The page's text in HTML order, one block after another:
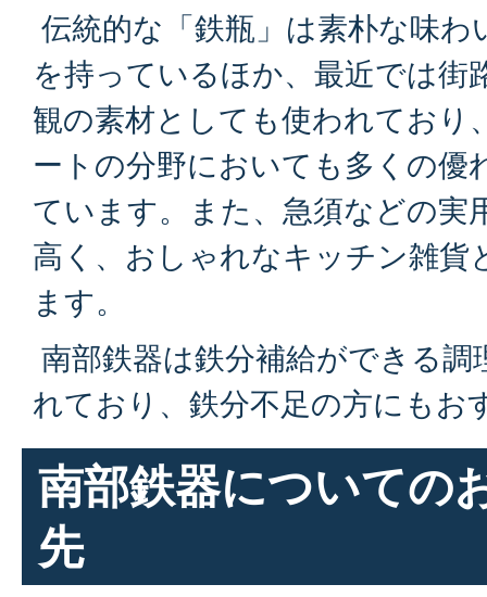
伝統的な「鉄瓶」は素朴な味
を持っているほか、最近では街
観の素材としても使われており
ートの分野においても多くの優
ています。また、急須などの実
高く、おしゃれなキッチン雑貨
ます。
南部鉄器は鉄分補給ができる
れており、鉄分不足の方にもお
南部鉄器についての
先